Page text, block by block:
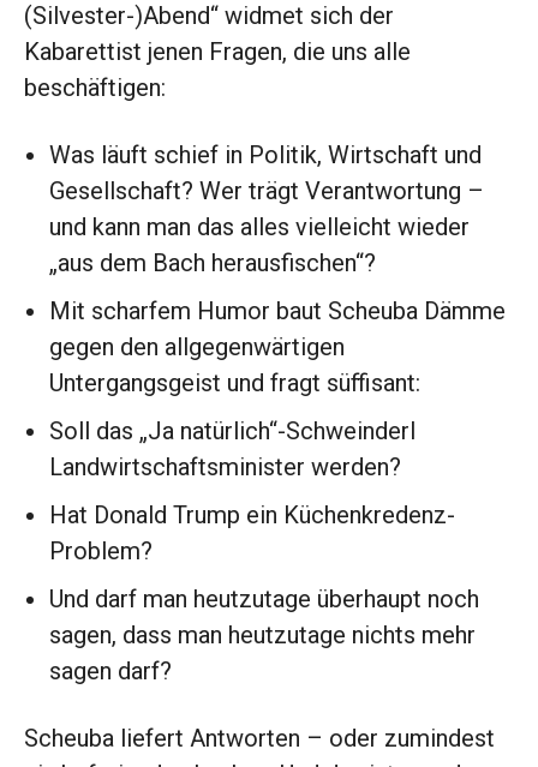
(Silvester-)Abend“ widmet sich der
Kabarettist jenen Fragen, die uns alle
beschäftigen:
Was läuft schief in Politik, Wirtschaft und
Gesellschaft? Wer trägt Verantwortung –
und kann man das alles vielleicht wieder
„aus dem Bach herausfischen“?
Mit scharfem Humor baut Scheuba Dämme
gegen den allgegenwärtigen
Untergangsgeist und fragt süffisant:
Soll das „Ja natürlich“-Schweinderl
Landwirtschaftsminister werden?
Hat Donald Trump ein Küchenkredenz-
Problem?
Und darf man heutzutage überhaupt noch
sagen, dass man heutzutage nichts mehr
sagen darf?
Scheuba liefert Antworten – oder zumindest